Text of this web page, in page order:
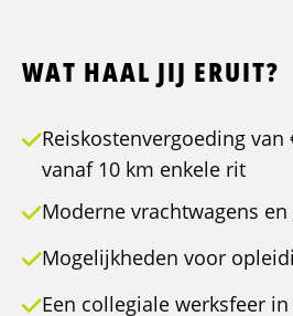
WAT HAAL JIJ ERUIT?
Reiskostenvergoeding
vanaf 10 km enkele rit
Moderne vrachtwagens
Mogelijkheden voor
Een collegiale werksfeer